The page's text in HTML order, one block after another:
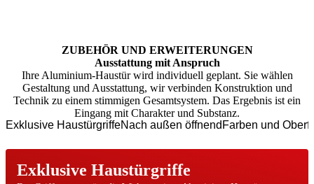
ZUBEHÖR UND ERWEITERUNGEN
Ausstattung mit Anspruch
Ihre Aluminium-Haustür wird individuell geplant. Sie wählen
Gestaltung und Ausstattung, wir verbinden Konstruktion und
Technik zu einem stimmigen Gesamtsystem. Das Ergebnis ist ein
Eingang mit Charakter und Substanz.
Exklusive HaustürgriffeNach außen öffnend Farben und
Exklusive Haustürgriffe